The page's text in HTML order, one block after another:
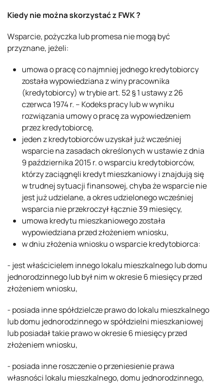
Kiedy nie można skorzystać z FWK ?
Wsparcie, pożyczka lub promesa nie mogą być
przyznane, jeżeli:
umowa o pracę co najmniej jednego kredytobiorcy
została wypowiedziana z winy pracownika
(kredytobiorcy) w trybie art. 52 § 1 ustawy z 26
czerwca 1974 r. – Kodeks pracy lub w wyniku
rozwiązania umowy o pracę za wypowiedzeniem
przez kredytobiorcę,
jeden z kredytobiorców uzyskał już wcześniej
wsparcie na zasadach określonych w ustawie z dnia
9 października 2015 r. o wsparciu kredytobiorców,
którzy zaciągnęli kredyt mieszkaniowy i znajdują się
w trudnej sytuacji finansowej, chyba że wsparcie nie
jest już udzielane, a okres udzielonego wcześniej
wsparcia nie przekroczył łącznie 39 miesięcy,
umowa kredytu mieszkaniowego została
wypowiedziana przed złożeniem wniosku,
w dniu złożenia wniosku o wsparcie kredytobiorca:
- jest właścicielem innego lokalu mieszkalnego lub domu
jednorodzinnego lub był nim w okresie 6 miesięcy przed
złożeniem wniosku,
- posiada inne spółdzielcze prawo do lokalu mieszkalnego
lub domu jednorodzinnego w spółdzielni mieszkaniowej
lub posiadał takie prawo w okresie 6 miesięcy przed
złożeniem wniosku,
- posiada inne roszczenie o przeniesienie prawa
własności lokalu mieszkalnego, domu jednorodzinnego,